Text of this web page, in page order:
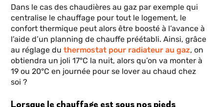
Dans le cas des chaudières au gaz par exemple qui
centralise le chauffage pour tout le logement, le
confort thermique peut alors être boosté à l’avance à
l’aide d’un planning de chauffe préétabli. Ainsi, grâce
au réglage duthermostat pour radiateur au gaz, on
obtiendra un joli 17°C la nuit, alors qu’on va monter à
19 ou 20°C en journée pour se lover au chaud chez
soi ?
Lorsque le chauffage est sous nos pieds